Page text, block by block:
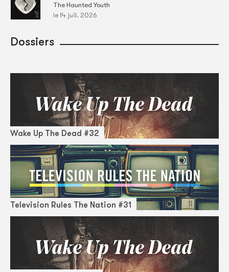
The Haunted Youth
le 14 juil. 2026
Dossiers
Wake Up The Dead #32
Television Rules The Nation #31